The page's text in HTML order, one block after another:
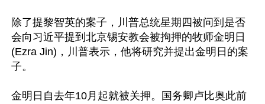
除了提黎智英的案子，川普总统星期四被问到是否
会向习近平提到北京锡安教会被拘押的牧师金明日
(Ezra Jin)，川普表示，他将研究并提出金明日的案
子。
金明日自去年10月起就被关押。国务卿卢比奥此前